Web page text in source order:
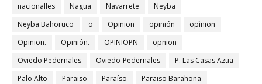
nacionalles
Nagua Navarrete
Neyba
Neyba Bahoruco
o Opinion opinión
opìnion
Opinion.
Opinión. OPINIOPN
opnion
Oviedo Pedernales
Oviedo-Pedernales
P. Las Casas Azua
Palo Alto
Paraiso Paraíso
Paraiso Barahona